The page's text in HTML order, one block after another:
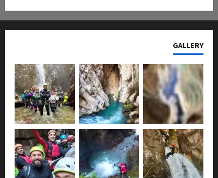
GALLERY